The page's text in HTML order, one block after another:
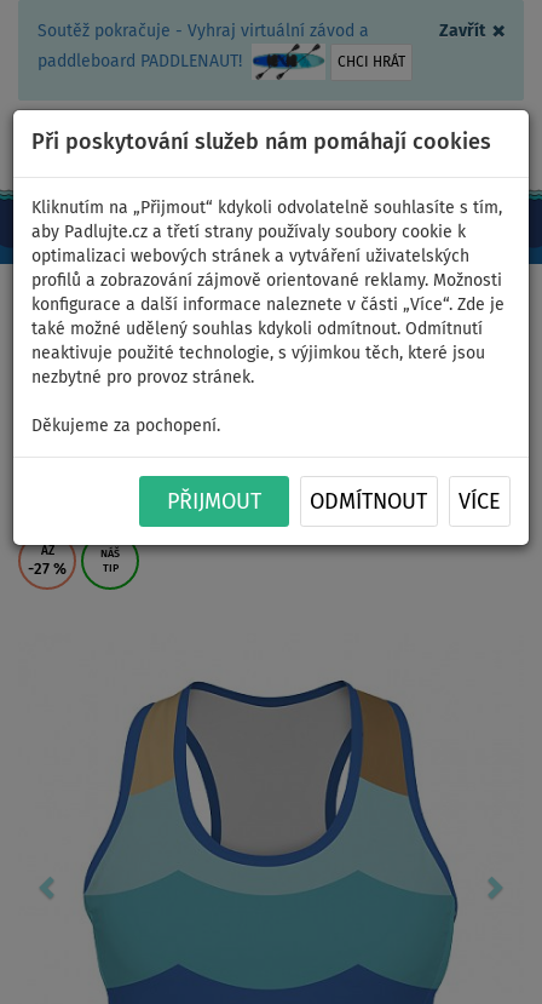
Zavřít ×
Soutěž pokračuje - Vyhraj virtuální závod a
paddleboard PADDLENAUT!
CHCI HRÁT
Při poskytování služeb nám pomáhají cookies
Kliknutím na „Přijmout“ kdykoli odvolatelně souhlasíte s tím,
aby Padlujte.cz a třetí strany používaly soubory cookie k
optimalizaci webových stránek a vytváření uživatelských
profilů a zobrazování zájmově orientované reklamy. Možnosti
konfigurace a další informace naleznete v části „Více“. Zde je
také možné udělený souhlas kdykoli odmítnout. Odmítnutí
neaktivuje použité technologie, s výjimkou těch, které jsou
nezbytné pro provoz stránek.
Děkujeme za pochopení.
PŘIJMOUT ODMÍTNOUT VÍCE
CZ/Kč +420 467 409 090 0ks
Domů >Oblečení >Podprsenky
Sportovní podprsenka
PADDLEBOARDING WAVE -
velikost: 44
AŽ
-27 %
NÁŠ
TIP